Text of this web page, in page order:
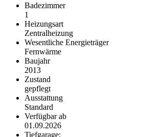
Badezimmer
1
Heizungsart
Zentralheizung
Wesentliche Energieträger
Fernwärme
Baujahr
2013
Zustand
gepflegt
Ausstattung
Standard
Verfügbar ab
01.09.2026
Tiefgarage: